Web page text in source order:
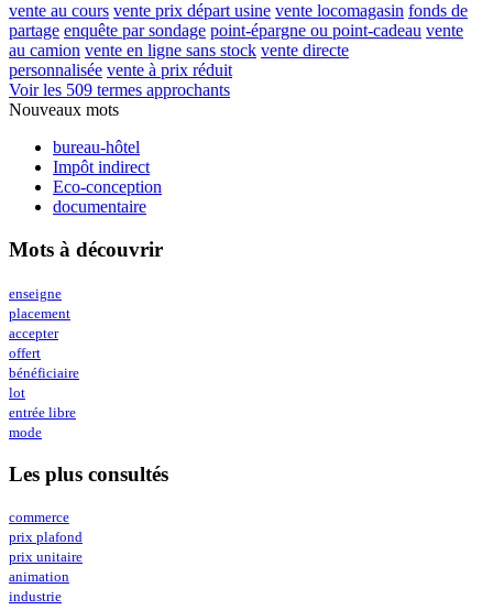
vente au cours vente prix départ usine vente locomagasin fonds de
partage enquête par sondage point-épargne ou point-cadeau vente
au camion vente en ligne sans stock vente directe
personnalisée vente à prix réduit
Voir les 509 termes approchants
Nouveaux mots
bureau-hôtel
Impôt indirect
Eco-conception
documentaire
Mots à découvrir
enseigne
placement
accepter
offert
bénéficiaire
lot
entrée libre
mode
Les plus consultés
commerce
prix plafond
prix unitaire
animation
industrie